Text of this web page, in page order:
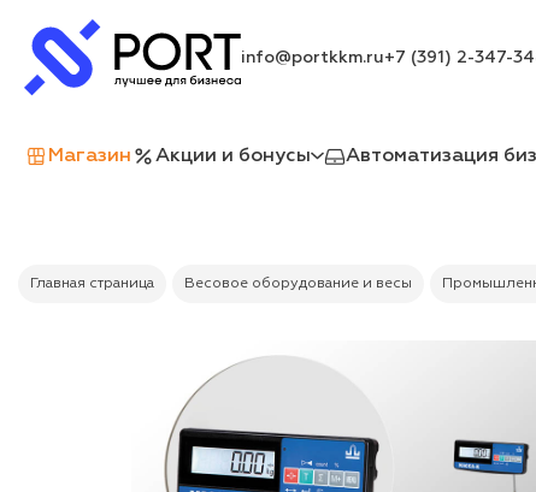
info@portkkm.ru+7 (391) 2-347-
Магазин Акции и бонусы Автоматизация
Главная страница Весовое оборудование и весы